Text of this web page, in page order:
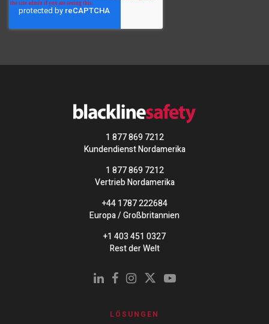
1 877 869 7212
Kundendienst Nordamerika
1 877 869 7212
Vertrieb Nordamerika
+44 1787 222684
Europa / Großbritannien
+1 403 451 0327
Rest der Welt
LÖSUNGEN